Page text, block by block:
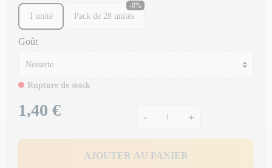
1 unité
-8%
Pack de 28 unités
Goût
Rupture de stock
Prix
1,40 € - +
AJOUTER AU PANIER